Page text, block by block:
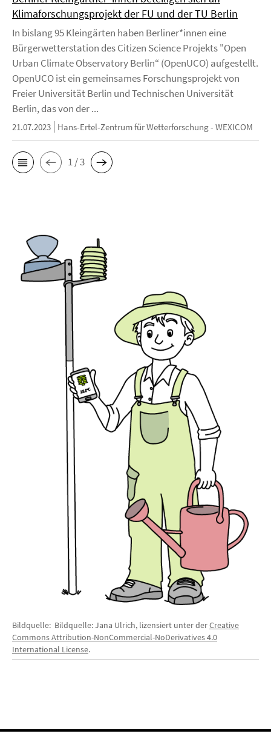
Klimaforschungsprojekt der FU und der TU Berlin
In bislang 95 Kleingärten haben Berliner*innen eine
Bürgerwetterstation des Citizen Science Projekts "Open
Urban Climate Observatory Berlin“ (OpenUCO) aufgestellt.
OpenUCO ist ein gemeinsames Forschungsprojekt von
Freier Universität Berlin und Technischen Universität
Berlin, das von der ...
21.07.2023 Hans-Ertel-Zentrum für Wetterforschung - WEXICOM
1 / 3
Bildquelle: Bildquelle: Jana Ulrich, lizensiert unter derCreative
Commons Attribution-NonCommercial-NoDerivatives 4.0
International License.